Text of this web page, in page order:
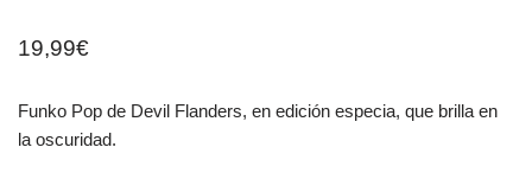
19,99€
Funko Pop de Devil Flanders, en edición especia, que brilla en
la oscuridad.